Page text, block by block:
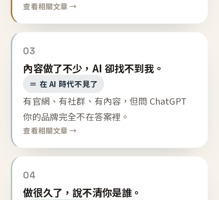
查看相關文章 →
03
內容做了不少，AI 卻找不到我。
＝ 在 AI 時代不見了
有官網、有社群、有內容，但問 ChatGPT
你的品牌完全不在答案裡。
查看相關文章 →
04
做很久了，說不清你是誰。